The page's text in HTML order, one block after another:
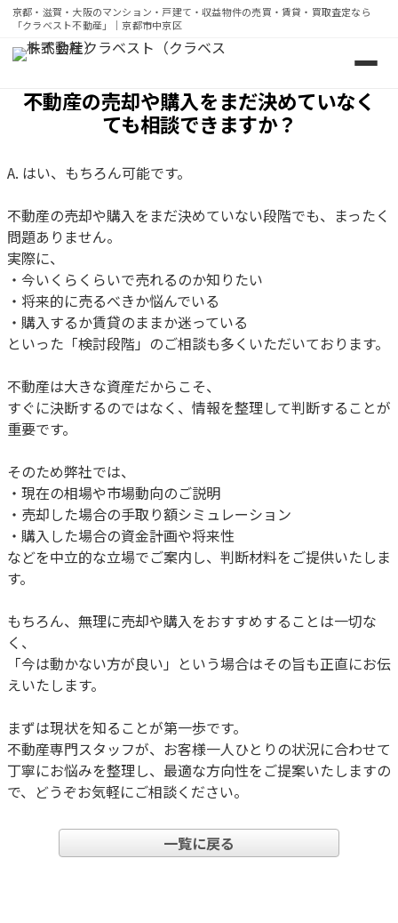
京都・滋賀・大阪のマンション・戸建て・収益物件の売買・賃貸・買取査定なら
「クラベスト不動産」｜京都市中京区
京都・滋賀・大阪のマンション・戸建て・収益物件の売
不動産の売却や購入をまだ決めていなく
ても相談できますか？
A. はい、もちろん可能です。
不動産の売却や購入をまだ決めていない段階でも、まったく
問題ありません。
実際に、
・今いくらくらいで売れるのか知りたい
・将来的に売るべきか悩んでいる
・購入するか賃貸のままか迷っている
といった「検討段階」のご相談も多くいただいております。
不動産は大きな資産だからこそ、
すぐに決断するのではなく、情報を整理して判断することが
重要です。
そのため弊社では、
・現在の相場や市場動向のご説明
・売却した場合の手取り額シミュレーション
・購入した場合の資金計画や将来性
などを中立的な立場でご案内し、判断材料をご提供いたしま
す。
もちろん、無理に売却や購入をおすすめすることは一切な
く、
「今は動かない方が良い」という場合はその旨も正直にお伝
えいたします。
まずは現状を知ることが第一歩です。
不動産専門スタッフが、お客様一人ひとりの状況に合わせて
丁寧にお悩みを整理し、最適な方向性をご提案いたしますの
で、どうぞお気軽にご相談ください。
一覧に戻る